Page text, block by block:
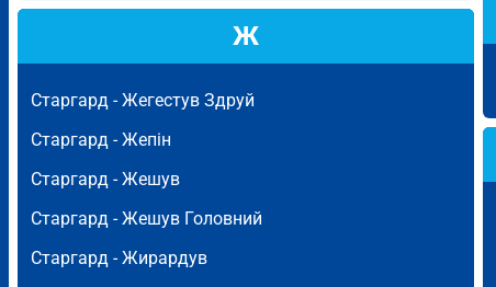
Ж
Старгард -Жегестув Здруй
Старгард -Жепін
Старгард -Жешув
Старгард -Жешув Головний
Старгард -Жирардув